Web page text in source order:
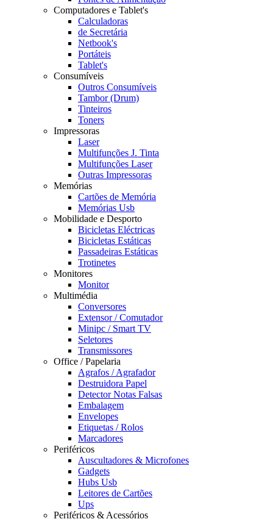
Computadores e Tablet's
Calculadoras
de Secretária
Netbook's
Portáteis
Tablet's
Consumíveis
Outros Consumíveis
Tambor (Drum)
Tinteiros
Toners
Impressoras
Laser
Multifunções J. Tinta
Multifunções Laser
Outras Impressoras
Memórias
Cartões de Memória
Memórias Usb
Mobilidade e Desporto
Bicicletas Eléctricas
Bicicletas Estáticas
Passadeiras Estáticas
Trotinetes
Monitores
Monitor
Multimédia
Conversores
Extensor / Comutador
Minipc / Smart TV
Seletores
Transmissores
Office / Papelaria
Agrafos / Agrafador
Destruidora Papel
Detector Notas Falsas
Embalagem
Envelopes
Etiquetas / Rolos
Marcadores
Periféricos
Auscultadores & Microfones
Gadgets
Hubs Usb
Leitores de Cartões
Ups
Periféricos & Acessórios